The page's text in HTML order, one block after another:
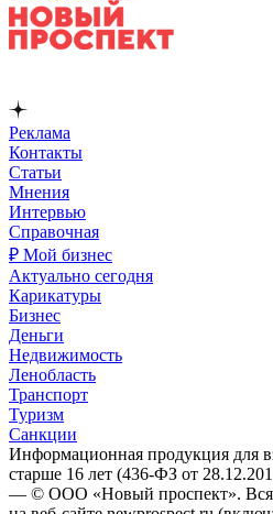
Реклама
Контакты
Статьи
Мнения
Интервью
Справочная
₽ Мой бизнес
Актуально сегодня
Карикатуры
Бизнес
Деньги
Недвижимость
Ленобласть
Транспорт
Туризм
Санкции
Информационная продукция для
старше 16 лет (436-ФЗ от
— © ООО «Новый проспект». Вся